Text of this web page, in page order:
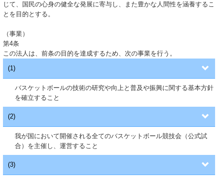
じて、国民の心身の健全な発展に寄与し、また豊かな人間性を涵養するこ
とを目的とする。
（事業）
第4条
この法人は、前条の目的を達成するため、次の事業を行う。
(1)
バスケットボールの技術の研究や向上と普及や振興に関する基本方針
を確立すること
(2)
我が国において開催される全てのバスケットボール競技会（公式試
合）を主催し、運営すること
(3)